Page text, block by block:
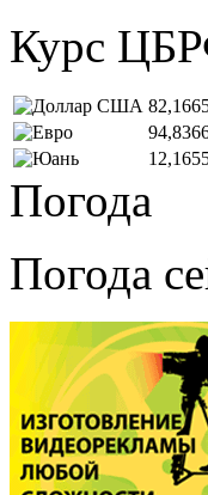
Курс
Погода
Погода